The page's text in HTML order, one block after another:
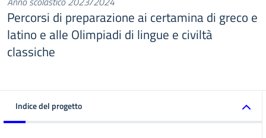
Percorsi di preparazione ai certamina di greco e
latino e alle Olimpiadi di lingue e civiltà
classiche
Indice del progetto